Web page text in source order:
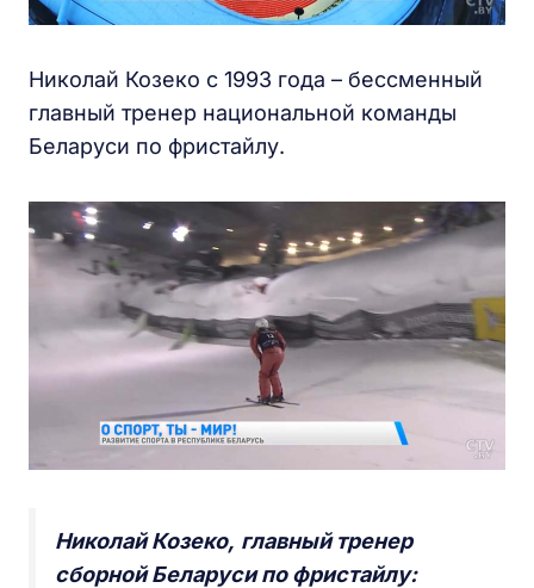
Николай Козеко с 1993 года – бессменный
главный тренер национальной команды
Беларуси по фристайлу.
Николай Козеко, главный тренер
сборной Беларуси по фристайлу: